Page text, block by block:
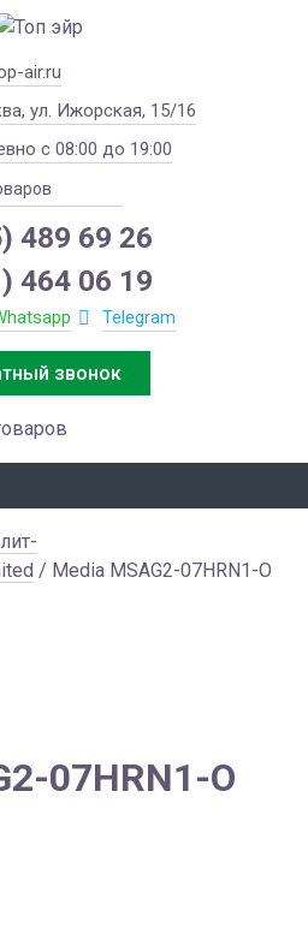
air.ru
ул. Ижорская, 15/16
с 08:00 до 19:00
489 69 26
464 06 19
Telegram
звонок
/ Media MSAG2-07HRN1-O
07HRN1-O